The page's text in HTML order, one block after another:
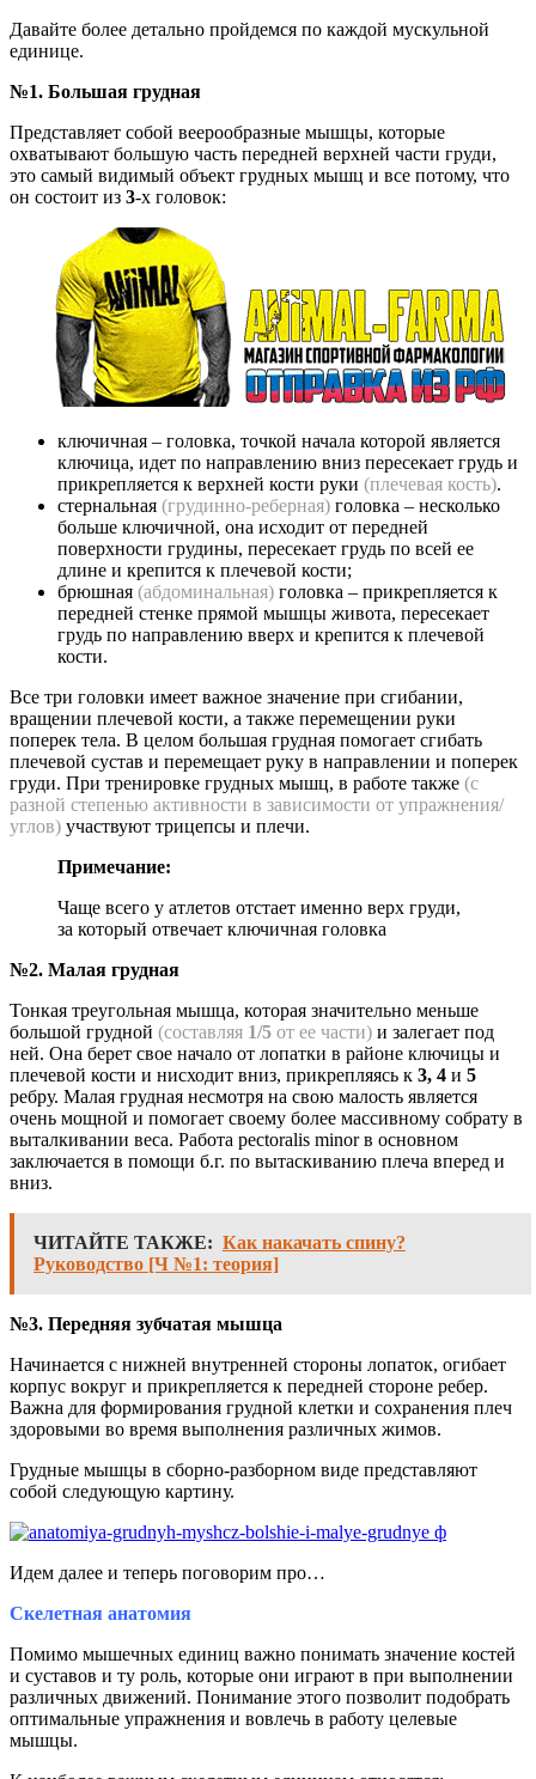
Давайте более детально пройдемся по каждой мускульной
единице.
№1. Большая грудная
Представляет собой веерообразные мышцы, которые
охватывают большую часть передней верхней части груди,
это самый видимый объект грудных мышц и все потому, что
он состоит из 3-х головок:
ключичная – головка, точкой начала которой является
ключица, идет по направлению вниз пересекает грудь и
прикрепляется к верхней кости руки (плечевая кость).
стернальная (грудинно-реберная) головка – несколько
больше ключичной, она исходит от передней
поверхности грудины, пересекает грудь по всей ее
длине и крепится к плечевой кости;
брюшная (абдоминальная) головка – прикрепляется к
передней стенке прямой мышцы живота, пересекает
грудь по направлению вверх и крепится к плечевой
кости.
Все три головки имеет важное значение при сгибании,
вращении плечевой кости, а также перемещении руки
поперек тела. В целом большая грудная помогает сгибать
плечевой сустав и перемещает руку в направлении и поперек
груди. При тренировке грудных мышц, в работе также (с
разной степенью активности в зависимости от упражнения/
углов) участвуют трицепсы и плечи.
Примечание:
Чаще всего у атлетов отстает именно верх груди,
за который отвечает ключичная головка
№2. Малая грудная
Тонкая треугольная мышца, которая значительно меньше
большой грудной (составляя 1/5 от ее части) и залегает под
ней. Она берет свое начало от лопатки в районе ключицы и
плечевой кости и нисходит вниз, прикрепляясь к 3, 4 и 5
ребру. Малая грудная несмотря на свою малость является
очень мощной и помогает своему более массивному собрату в
выталкивании веса. Работа pectoralis minor в основном
заключается в помощи б.г. по вытаскиванию плеча вперед и
вниз.
ЧИТАЙТЕ ТАКЖЕ: Как накачать спину?
Руководство [Ч №1: теория]
№3. Передняя зубчатая мышца
Начинается с нижней внутренней стороны лопаток, огибает
корпус вокруг и прикрепляется к передней стороне ребер.
Важна для формирования грудной клетки и сохранения плеч
здоровыми во время выполнения различных жимов.
Грудные мышцы в сборно-разборном виде представляют
собой следующую картину.
Идем далее и теперь поговорим про…
Скелетная анатомия
Помимо мышечных единиц важно понимать значение костей
и суставов и ту роль, которые они играют в при выполнении
различных движений. Понимание этого позволит подобрать
оптимальные упражнения и вовлечь в работу целевые
мышцы.